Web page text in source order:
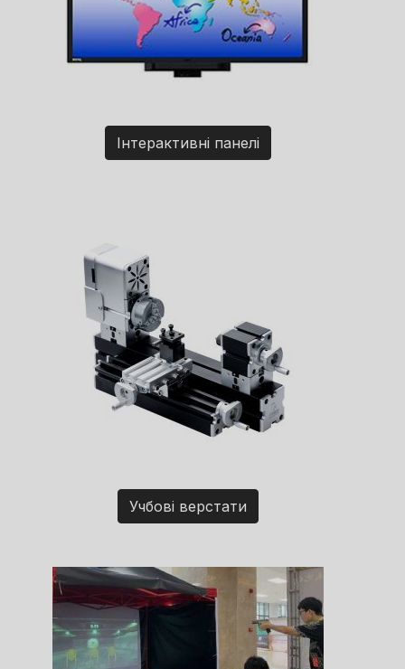
Інтерактивні панелі
Учбові верстати